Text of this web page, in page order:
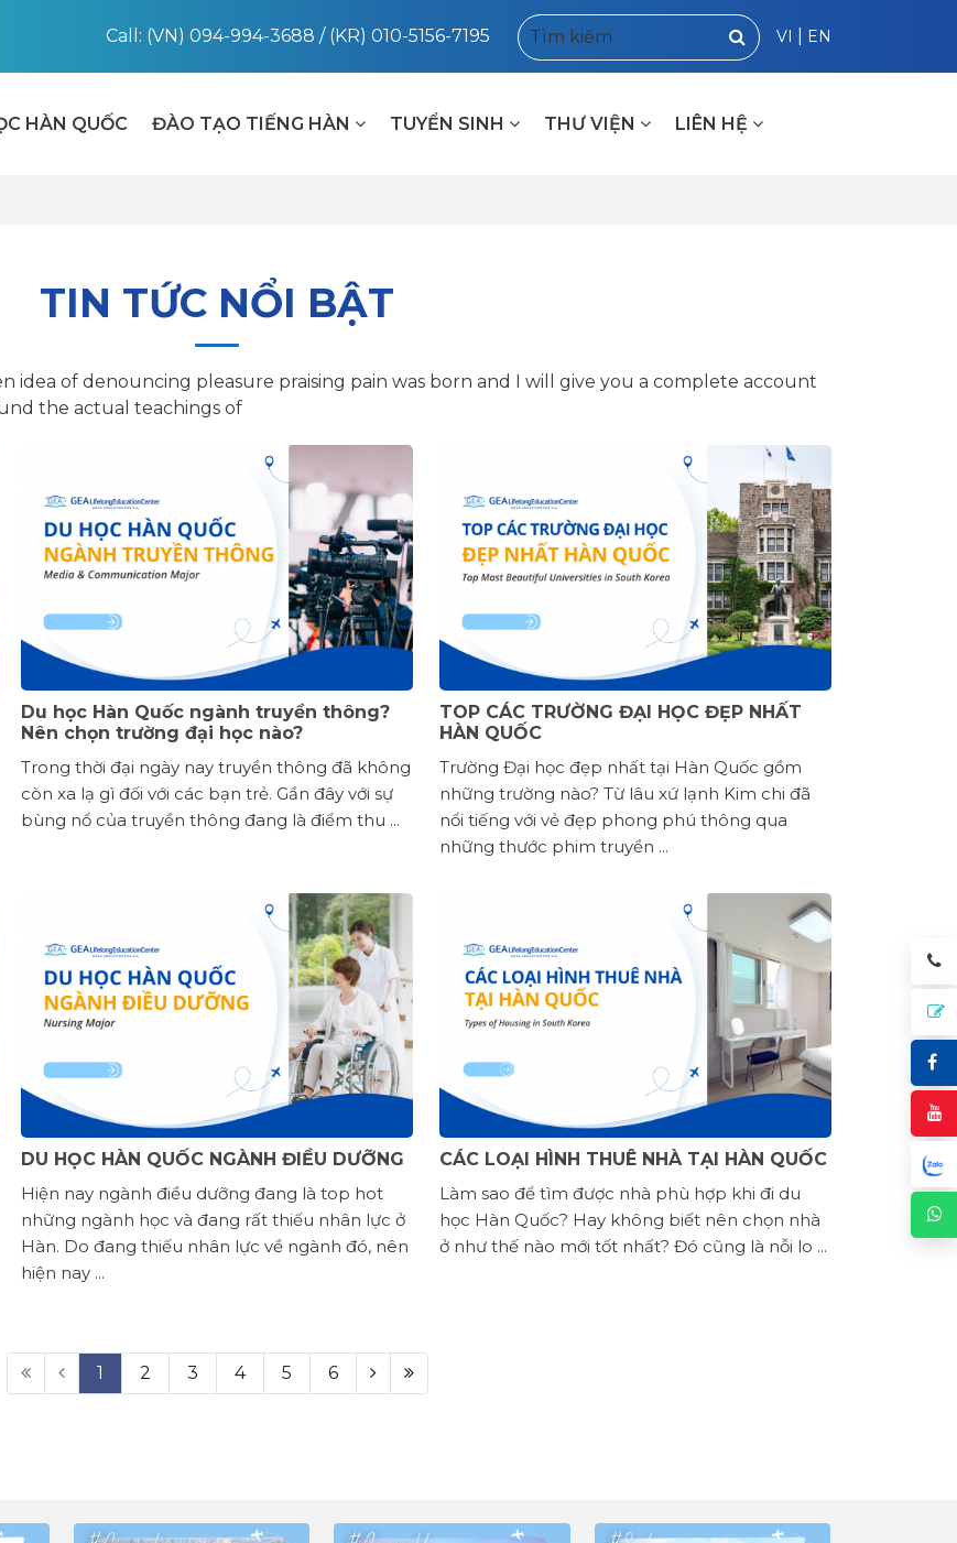
VI EN
Call: (VN) 094-994-3688 / (KR) 010-5156-7195
HÀN QUỐC ĐÀO TẠO TIẾNG HÀN TUYỂN SINH THƯ VIỆN LIÊN HỆ
TIN TỨC NỔI BẬT
idea of denouncing pleasure praising pain was born and I will give you a complete account
the actual teachings of
Du học Hàn Quốc ngành truyền thông?
Nên chọn trường đại học nào?
Trong thời đại ngày nay truyền thông đã không
còn xa lạ gì đối với các bạn trẻ. Gần đây với sự
bùng nổ của truyền thông đang là điểm thu ...
TOP CÁC TRƯỜNG ĐẠI HỌC ĐẸP NHẤT
HÀN QUỐC
Trường Đại học đẹp nhất tại Hàn Quốc gồm
những trường nào? Từ lâu xứ lạnh Kim chi đã
nổi tiếng với vẻ đẹp phong phú thông qua
những thước phim truyền ...
DU HỌC HÀN QUỐC NGÀNH ĐIỀU DƯỠNG
Hiện nay ngành điều dưỡng đang là top hot
những ngành học và đang rất thiếu nhân lực ở
Hàn. Do đang thiếu nhân lực về ngành đó, nên
hiện nay ...
CÁC LOẠI HÌNH THUÊ NHÀ TẠI HÀN QUỐC
Làm sao để tìm được nhà phù hợp khi đi du
học Hàn Quốc? Hay không biết nên chọn nhà
ở như thế nào mới tốt nhất? Đó cũng là nỗi lo ...
1 2 3 4 5 6